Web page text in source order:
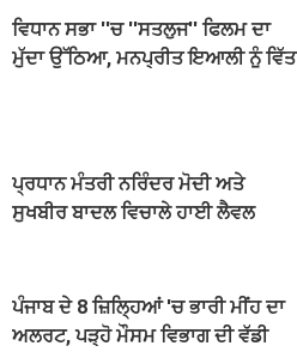
ਵਿਧਾਨ ਸਭਾ ''ਚ ''ਸਤਲੁਜ'' ਫਿਲਮ ਦਾ
ਮੁੱਦਾ ਉੱਠਿਆ, ਮਨਪ੍ਰੀਤ ਇਆਲੀ ਨੂੰ ਵਿੱਤ
ਪ੍ਰਧਾਨ ਮੰਤਰੀ ਨਰਿੰਦਰ ਮੋਦੀ ਅਤੇ
ਸੁਖਬੀਰ ਬਾਦਲ ਵਿਚਾਲੇ ਹਾਈ ਲੈਵਲ
ਪੰਜਾਬ ਦੇ 8 ਜ਼ਿਲ੍ਹਿਆਂ 'ਚ ਭਾਰੀ ਮੀਂਹ ਦਾ
ਅਲਰਟ, ਪੜ੍ਹੋ ਮੌਸਮ ਵਿਭਾਗ ਦੀ ਵੱਡੀ